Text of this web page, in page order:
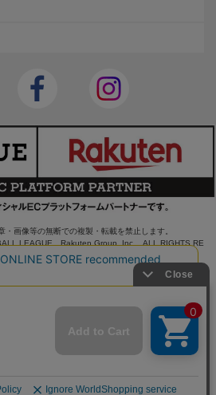
・画像等の無断での複製・転載を禁止します。
LEAGUE Rakuten Group, Inc. ALL RIGHTS RE
SERVED.